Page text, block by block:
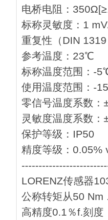
电桥电阻：
标称灵敏度：1
重复性（DIN
参考温度：23℃
标称温度范围：-
使用温度范围：-
零信号温度系数
灵敏度温度系数
保护等级：IP50
精度等级：0.05%
LORENZ传感器
公称转矩从50 Nm
高精度0.1％f.刻度